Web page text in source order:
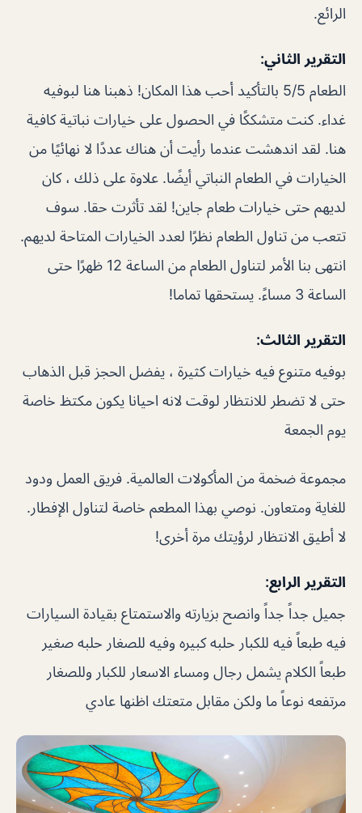
الرائع.
التقرير الثاني:
الطعام 5/5 بالتأكيد أحب هذا المكان! ذهبنا هنا لبوفيه
غداء. كنت متشككًا في الحصول على خيارات نباتية كافية
هنا. لقد اندهشت عندما رأيت أن هناك عددًا لا نهائيًا من
الخيارات في الطعام النباتي أيضًا. علاوة على ذلك ، كان
لديهم حتى خيارات طعام جاين! لقد تأثرت حقا. سوف
تتعب من تناول الطعام نظرًا لعدد الخيارات المتاحة لديهم.
انتهى بنا الأمر لتناول الطعام من الساعة 12 ظهرًا حتى
الساعة 3 مساءً. يستحقها تماما!
التقرير الثالث:
بوفيه متنوع فيه خيارات كثيرة ، يفضل الحجز قبل الذهاب
حتى لا تضطر للانتظار لوقت لانه احيانا يكون مكتظ خاصة
يوم الجمعة
مجموعة ضخمة من المأكولات العالمية. فريق العمل ودود
للغاية ومتعاون. نوصي بهذا المطعم خاصة لتناول الإفطار.
لا أطيق الانتظار لرؤيتك مرة أخرى!
التقرير الرابع:
جميل جداً جداً وانصح بزيارته والاستمتاع بقيادة السيارات
فيه طبعاً فيه للكبار حلبه كبيره وفيه للصغار حلبه صغير
طبعاً الكلام يشمل رجال ومساء الاسعار للكبار وللصغار
مرتفعه نوعاً ما ولكن مقابل متعتك اظنها عادي